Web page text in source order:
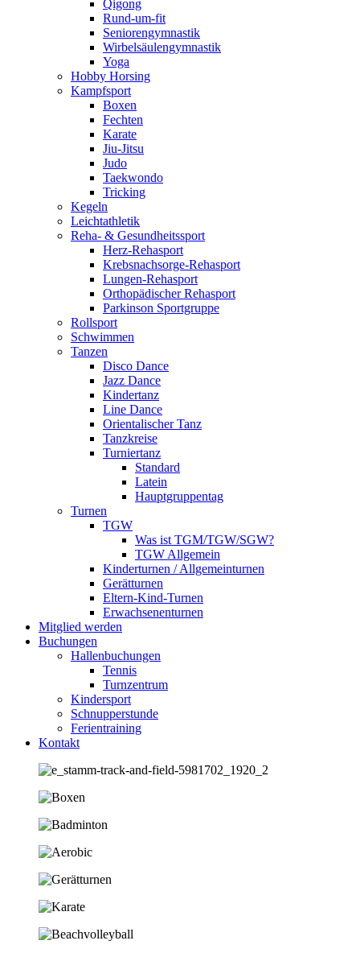
Qigong
Rund-um-fit
Seniorengymnastik
Wirbelsäulengymnastik
Yoga
Hobby Horsing
Kampfsport
Boxen
Fechten
Karate
Jiu-Jitsu
Judo
Taekwondo
Tricking
Kegeln
Leichtathletik
Reha- & Gesundheitssport
Herz-Rehasport
Krebsnachsorge-Rehasport
Lungen-Rehasport
Orthopädischer Rehasport
Parkinson Sportgruppe
Rollsport
Schwimmen
Tanzen
Disco Dance
Jazz Dance
Kindertanz
Line Dance
Orientalischer Tanz
Tanzkreise
Turniertanz
Standard
Latein
Hauptgruppentag
Turnen
TGW
Was ist TGM/TGW/SGW?
TGW Allgemein
Kinderturnen / Allgemeinturnen
Gerätturnen
Eltern-Kind-Turnen
Erwachsenenturnen
Mitglied werden
Buchungen
Hallenbuchungen
Tennis
Turnzentrum
Kindersport
Schnupperstunde
Ferientraining
Kontakt